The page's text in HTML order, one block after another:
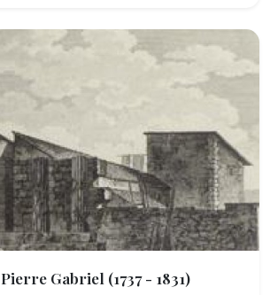
Gabriel (1737 - 1831)